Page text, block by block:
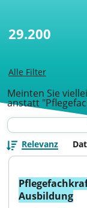
Alle Filter
29.200
Meinten Sie
anstatt
Relevanz
Ausbildung